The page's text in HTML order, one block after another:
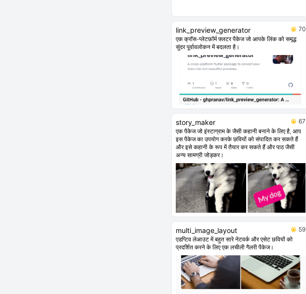
link_preview_generator
70
एक क्रॉस-प्लेटफ़ॉर्म फ़्लटर पैकेज जो आपके लिंक को समृद्ध
सुंदर पूर्वावलोकन में बदलता है।
story_maker
67
एक पैकेज जो इंस्टाग्राम के जैसी कहानी बनाने के लिए है, आप
इस पैकेज का उपयोग करके छवियों को संपादित कर सकते हैं
और इसे कहानी के रूप में तैयार कर सकते हैं और पाठ जैसी
अन्य सामग्री जोड़कर।
multi_image_layout
59
एडप्टिव लेआउट में बहुत सारे नेटवर्क और एसेट छवियों को
प्रदर्शित करने के लिए एक लचीली गैलरी पैकेज।